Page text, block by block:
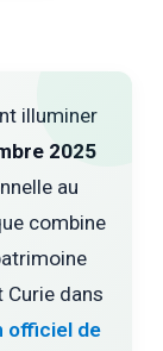
illuminer
2025
au
combine
Curie dans
officiel de